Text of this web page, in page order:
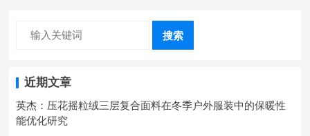
搜索
近期文章
英杰：压花摇粒绒三层复合面料在冬季户外服装中的保暖性
能优化研究